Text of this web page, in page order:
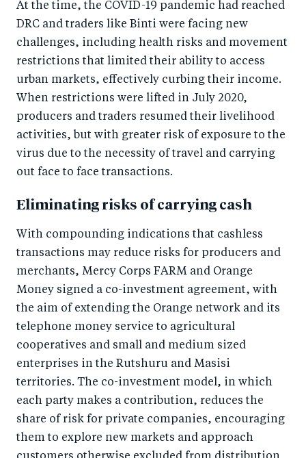
At the time, the COVID-19 pandemic had reached
DRC and traders like Binti were facing new
challenges, including health risks and movement
restrictions that limited their ability to access
urban markets, effectively curbing their income.
When restrictions were lifted in July 2020,
producers and traders resumed their livelihood
activities, but with greater risk of exposure to the
virus due to the necessity of travel and carrying
out face to face transactions.
Eliminating risks of carrying cash
With compounding indications that cashless
transactions may reduce risks for producers and
merchants, Mercy Corps FARM and Orange
Money signed a co-investment agreement, with
the aim of extending the Orange network and its
telephone money service to agricultural
cooperatives and small and medium sized
enterprises in the Rutshuru and Masisi
territories. The co-investment model, in which
each party makes a contribution, reduces the
share of risk for private companies, encouraging
them to explore new markets and approach